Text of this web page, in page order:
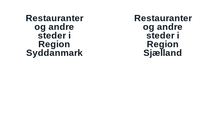
Restauranter
og andre
steder i
Region
Syddanmark
Restauranter
og andre
steder i
Region
Sjælland